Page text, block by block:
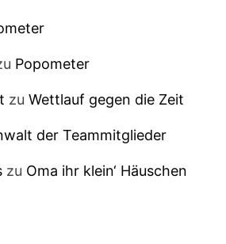
Popometer
zuWettlauf gegen die Zeit
der Teammitglieder
zu Oma ihr klein‘ Häuschen